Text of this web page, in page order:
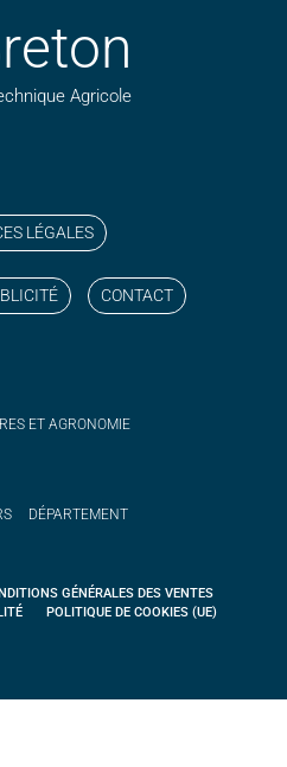
Agricole
LÉGALES
CONTACT
ET AGRONOMIE
DÉPARTEMENT
GÉNÉRALES DES VENTES
POLITIQUE DE COOKIES (UE)